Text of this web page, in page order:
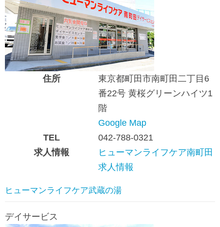
住所
東京都町田市南町田二丁目6
番22号 黄桜グリーンハイツ1
階
Google Map
TEL
042-788-0321
求人情報
ヒューマンライフケア南町田
求人情報
ヒューマンライフケア武蔵の湯
デイサービス